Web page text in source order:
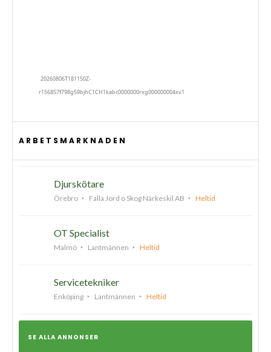
ARBETSMARKNADEN
Djurskötare
Örebro Falla Jord o Skog Närkeskil AB Heltid
OT Specialist
Malmö Lantmännen Heltid
Servicetekniker
Enköping Lantmännen Heltid
SE ALLA ANNONSER